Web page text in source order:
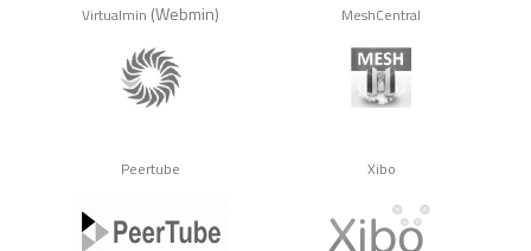
Virtualmin (Webmin) MeshCentral
Peertube Xibo